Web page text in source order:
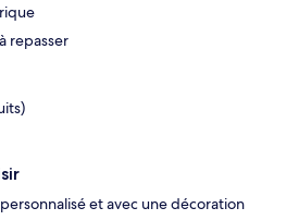
repasser
et avec une décoration